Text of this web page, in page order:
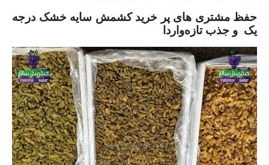
حفظ مشتری‌ های پر خرید کشمش سایه خشک درجه
یک و جذب تازه‌واردا